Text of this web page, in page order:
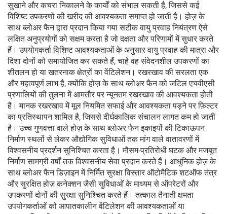
सुखाने और कचरा निकालने के कार्यों को संभाल सकती है, जिससे कई
विशिष्ट उपकरणों की खरीद की आवश्यकता समाप्त हो जाती है। होज़ के
साथ ब्लोअर फैन द्वारा प्रदान किया गया सटीक वायु प्रवाह नियंत्रण ऐसे
लक्षित अनुप्रयोगों को सक्षम करता है जो दक्षता और परिणामों में सुधार करते
हैं। उपयोगकर्ता विशिष्ट आवश्यकताओं के अनुसार वायु प्रवाह की मात्रा और
दिशा दोनों को समायोजित कर सकते हैं, चाहे वह संवेदनशील उपकरणों का
शीतलन हो या खतरनाक क्षेत्रों का वेंटिलेशन। रखरखाव की सरलता एक
और महत्वपूर्ण लाभ है, क्योंकि होज़ के साथ ब्लोअर फैन को जटिल एचवीएसी
प्रणालियों की तुलना में आमतौर पर न्यूनतम रखरखाव की आवश्यकता होती
है। मानक रखरखाव में मूल नियमित सफाई और आवश्यकता पड़ने पर फ़िल्टर
का प्रतिस्थापन शामिल है, जिससे दीर्घकालिक संचालन लागत कम हो जाती
है। उच्च गुणवत्ता वाले होज़ के साथ ब्लोअर फैन इकाइयों की टिकाऊपन
निर्माण स्थलों से लेकर औद्योगिक सुविधाओं तक मांग वाले वातावरणों में
विश्वसनीय प्रदर्शन सुनिश्चित करता है। मौसम-प्रतिरोधी घटक और मजबूत
निर्माण सामग्री वर्षों तक विश्वसनीय सेवा प्रदान करते हैं। आधुनिक होज़ के
साथ ब्लोअर फैन डिज़ाइन में निर्मित सुरक्षा विस्तार ऑटोमैटिक शटऑफ तंत्र
और सुरक्षित होज़ कनेक्शन जैसी सुविधाओं के माध्यम से ऑपरेटरों और
उपकरणों दोनों की सुरक्षा सुनिश्चित करते हैं। तत्काल तैनाती क्षमता
उपयोगकर्ताओं को आपातकालीन वेंटिलेशन की आवश्यकताओं या